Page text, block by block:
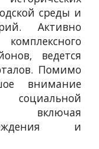
среды и
Активно
ведется
Помимо
внимание
включая
и